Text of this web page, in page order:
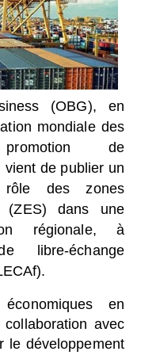
(OBG), en
mondiale des
de
vient de publier un
des zones
(ZES) dans une
régionale, à
échange
en
avec
le développement